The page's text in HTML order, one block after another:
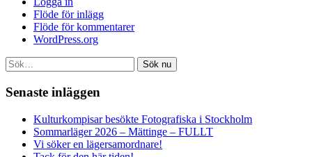
Flöde för inlägg
Flöde för kommentarer
WordPress.org
Sök nu
Senaste inläggen
Kulturkompisar besökte Fotografiska i Stockholm
Sommarläger 2026 – Mättinge – FULLT
Vi söker en lägersamordnare!